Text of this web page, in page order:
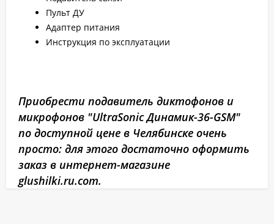
Пульт ДУ
Адаптер питания
Инструкция по эксплуатации
Приобрести подавитель диктофонов и
микрофонов "UltraSonic Динамик-36-GSM"
по доступной цене в Челябинске очень
просто: для этого достаточно оформить
заказ в интернет-магазине
glushilki.ru.com.